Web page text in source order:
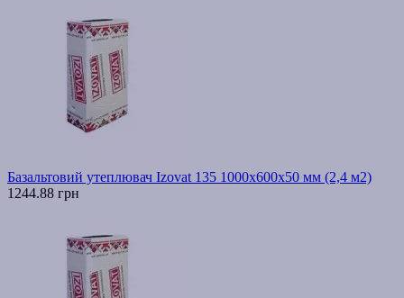
Базальтовий утеплювач Izovat 135 1000x600x50 мм (2,4 м2)
1244.88 грн